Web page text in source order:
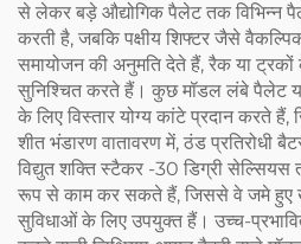
से लेकर बड़े औद्योगिक पैलेट तक विभिन्न
करती है, जबकि पक्षीय शिफ्टर जैसे
समायोजन की अनुमति देते हैं, रैक या
सुनिश्चित करते हैं। कुछ मॉडल लंबे पैलेट या
के लिए विस्तार योग्य कांटे प्रदान करते
शीत भंडारण वातावरण में, ठंड प्रतिरोधी
विद्युत शक्ति स्टैकर -30 डिग्री सेल्सियस
रूप से काम कर सकते हैं, जिससे वे जमे हुए
सुविधाओं के लिए उपयुक्त हैं। उच्च-